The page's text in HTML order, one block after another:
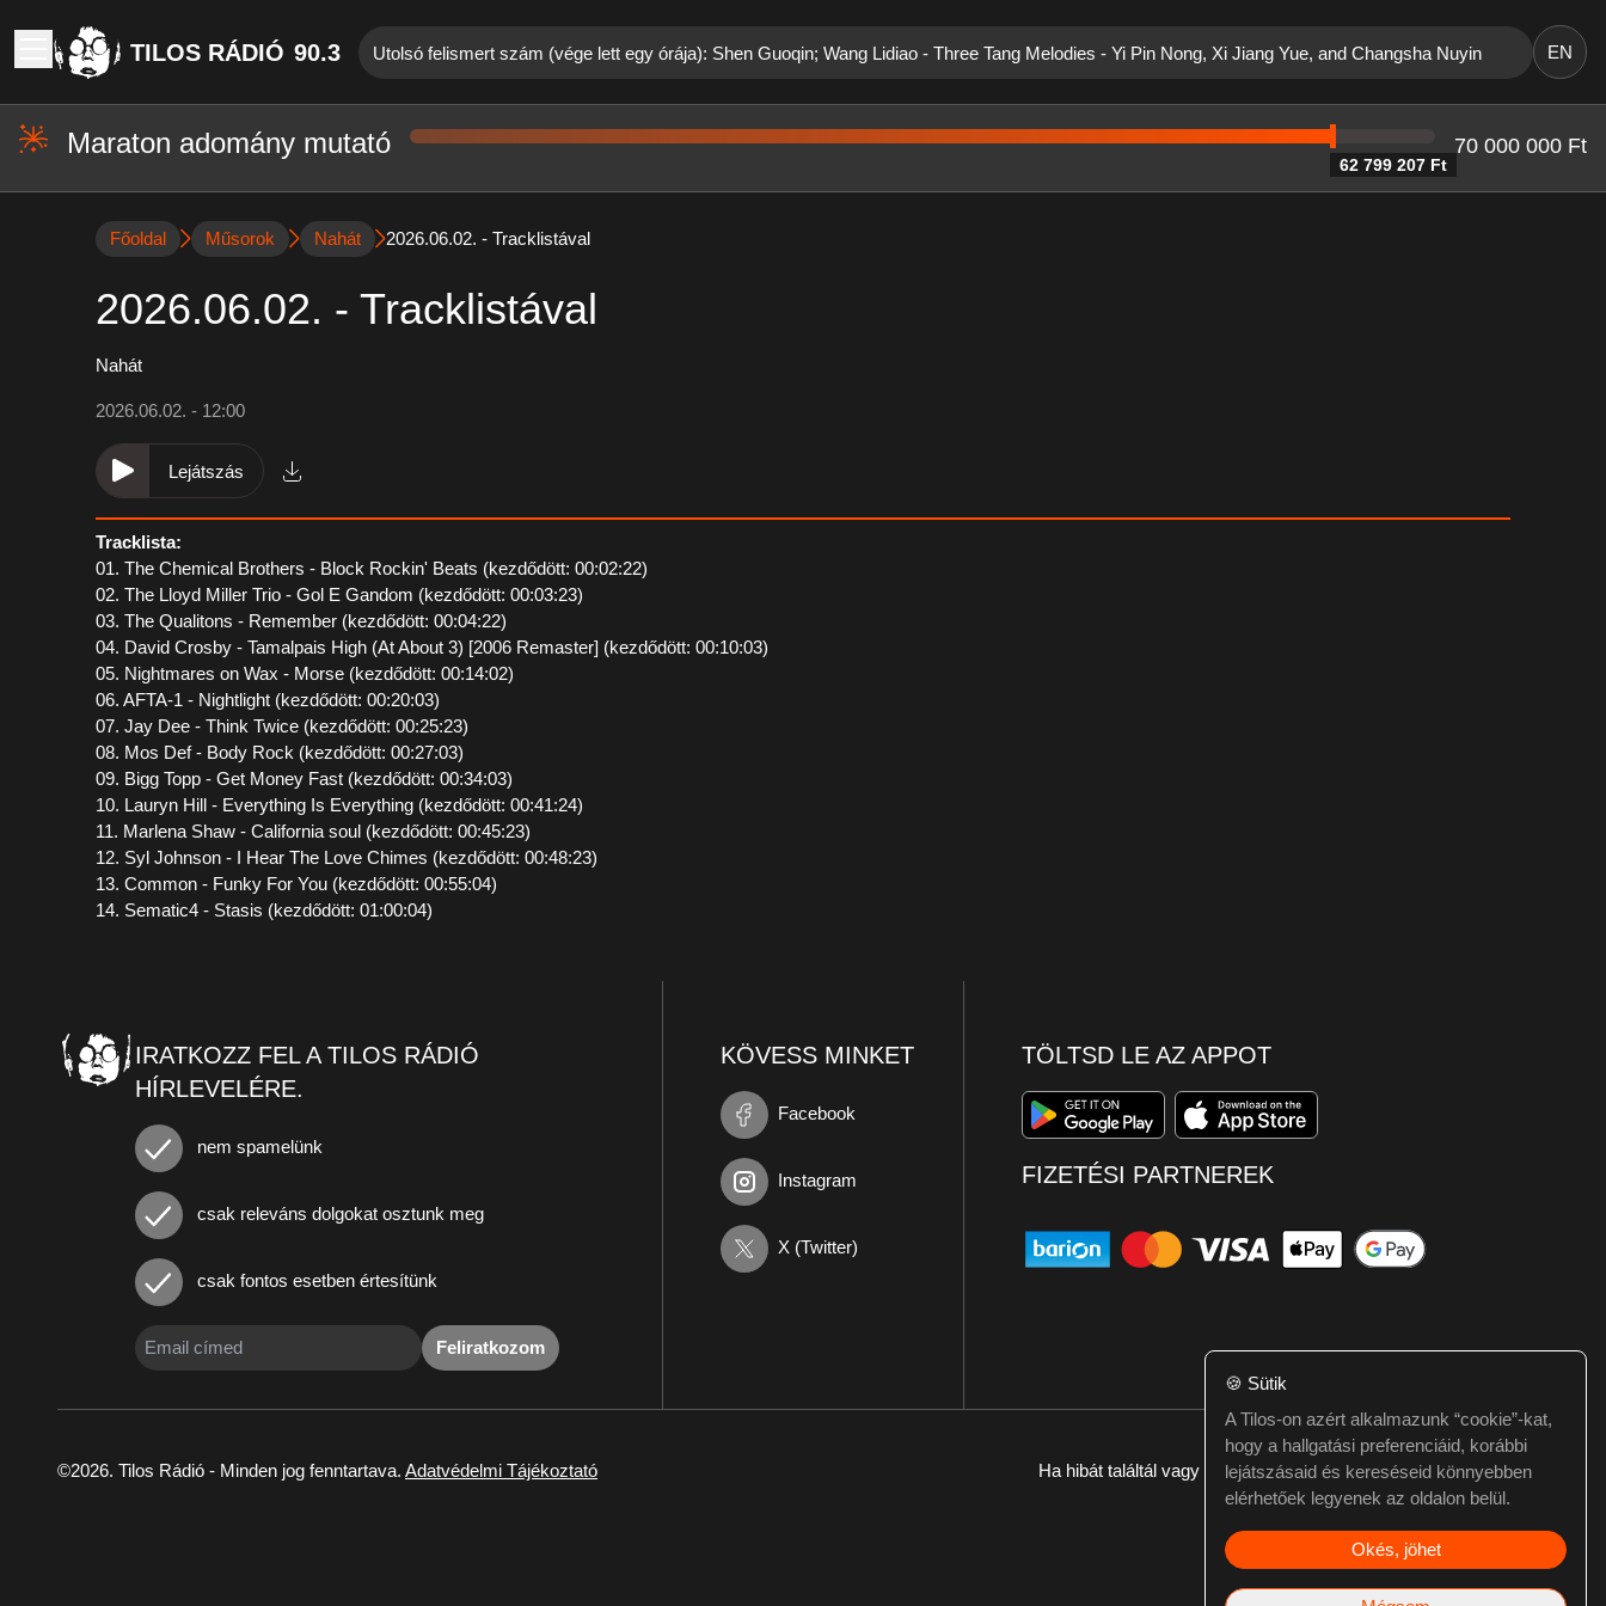
TILOS RÁDIÓ 90.3 Utolsó felismert szám (vége lett egy órája): Shen Guoqin; Wang Lidiao - Three Tang Melodies - Yi Pin Nong, Xi Jiang Yue, and Changsha Nuyin EN
Maraton adomány mutató
62 799 207 Ft
70 000 000 Ft
Főoldal Műsorok Nahát 2026.06.02. - Tracklistával
2026.06.02. - Tracklistával
Nahát
2026.06.02. - 12:00
Lejátszás
Tracklista:
01. The Chemical Brothers - Block Rockin' Beats (kezdődött: 00:02:22)
02. The Lloyd Miller Trio - Gol E Gandom (kezdődött: 00:03:23)
03. The Qualitons - Remember (kezdődött: 00:04:22)
04. David Crosby - Tamalpais High (At About 3) [2006 Remaster] (kezdődött: 00:10:03)
05. Nightmares on Wax - Morse (kezdődött: 00:14:02)
06. AFTA-1 - Nightlight (kezdődött: 00:20:03)
07. Jay Dee - Think Twice (kezdődött: 00:25:23)
08. Mos Def - Body Rock (kezdődött: 00:27:03)
09. Bigg Topp - Get Money Fast (kezdődött: 00:34:03)
10. Lauryn Hill - Everything Is Everything (kezdődött: 00:41:24)
11. Marlena Shaw - California soul (kezdődött: 00:45:23)
12. Syl Johnson - I Hear The Love Chimes (kezdődött: 00:48:23)
13. Common - Funky For You (kezdődött: 00:55:04)
14. Sematic4 - Stasis (kezdődött: 01:00:04)
IRATKOZZ FEL A TILOS RÁDIÓ
HÍRLEVELÉRE.
nem spamelünk
csak releváns dolgokat osztunk meg
csak fontos esetben értesítünk
Feliratkozom
KÖVESS MINKET
Facebook
Instagram
X (Twitter)
TÖLTSD LE AZ APPOT
FIZETÉSI PARTNEREK
©2026. Tilos Rádió - Minden jog fenntartava. Adatvédelmi Tájékoztató Ha hibát találtál vagy kérdésed van itt jelezd:webmester@tilos.hu
🍪 Sütik
A Tilos-on azért alkalmazunk “cookie”-kat,
hogy a hallgatási preferenciáid, korábbi
lejátszásaid és kereséseid könnyebben
elérhetőek legyenek az oldalon belül.
Okés, jöhet